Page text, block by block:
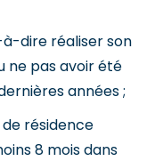
dire réaliser son
ne pas avoir été
années ;
résidence
8 mois dans